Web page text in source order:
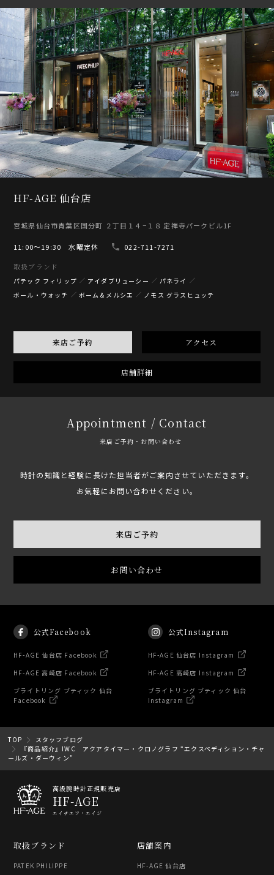
HF-AGE 仙台店
宮城県仙台市青葉区国分町 ２丁目１４−１８ 定禅寺パークビル1F
11:00〜19:30 水曜定休
022-711-7271
取扱ブランド
パテック フィリップ アイダブリューシー
パネライ
ボール・ウォッチ
ボーム＆メルシエ ノモス グラスヒュッテ
来店ご予約 アクセス
店舗詳細
Appointment / Contact
来店ご予約・お問い合わせ
時計の知識と経験に長けた担当者がご案内させていただきます。
お気軽にお問い合わせください。
来店ご予約
お問い合わせ
公式Facebook
HF-AGE 仙台店 Facebook
HF-AGE 高崎店 Facebook
ブライトリング ブティック 仙台
Facebook
公式Instagram
HF-AGE 仙台店 Instagram
HF-AGE 高崎店 Instagram
ブライトリング ブティック 仙台
Instagram
TOP
スタッフブログ
『商品紹介』IWC アクアタイマー・クロノグラフ “エクスペディション・チャ
ールズ・ダーウィン”
高級腕時計正規販売店
HF-AGE
エイチエフ・エイジ
取扱ブランド
PATEK PHILIPPE
店舗案内
HF-AGE 仙台店